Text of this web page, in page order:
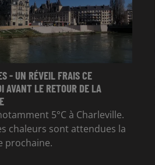
- UN RÉVEIL FRAIS CE
AVANT LE RETOUR DE LA
5°C à Charleville.
chaleurs sont attendues la
prochaine.